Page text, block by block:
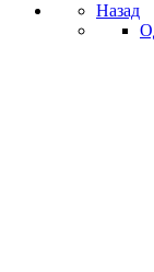
Назад